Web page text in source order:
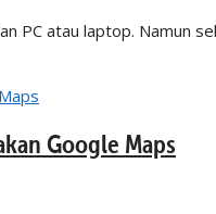
PC atau laptop. Namun
Google Maps